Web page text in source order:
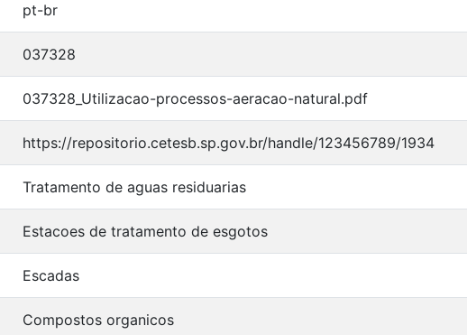
pt-br
037328
037328_Utilizacao-processos-aeracao-natural.pdf
https://repositorio.cetesb.sp.gov.br/handle/123456789/1934
Tratamento de aguas residuarias
Estacoes de tratamento de esgotos
Escadas
Compostos organicos